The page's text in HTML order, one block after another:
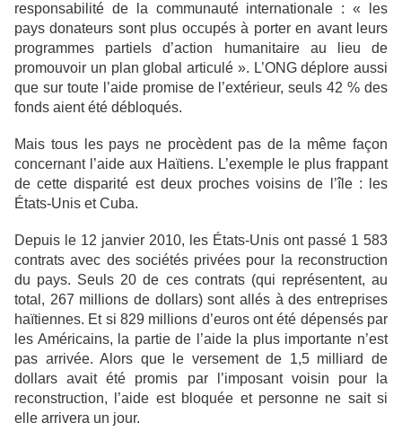
responsabilité de la communauté internationale : « les
pays donateurs sont plus occupés à porter en avant leurs
programmes partiels d’action humanitaire au lieu de
promouvoir un plan global articulé ». L’ONG déplore aussi
que sur toute l’aide promise de l’extérieur, seuls 42 % des
fonds aient été débloqués.
Mais tous les pays ne procèdent pas de la même façon
concernant l’aide aux Haïtiens. L’exemple le plus frappant
de cette disparité est deux proches voisins de l’île : les
États-Unis et Cuba.
Depuis le 12 janvier 2010, les États-Unis ont passé 1 583
contrats avec des sociétés privées pour la reconstruction
du pays. Seuls 20 de ces contrats (qui représentent, au
total, 267 millions de dollars) sont allés à des entreprises
haïtiennes. Et si 829 millions d’euros ont été dépensés par
les Américains, la partie de l’aide la plus importante n’est
pas arrivée. Alors que le versement de 1,5 milliard de
dollars avait été promis par l’imposant voisin pour la
reconstruction, l’aide est bloquée et personne ne sait si
elle arrivera un jour.